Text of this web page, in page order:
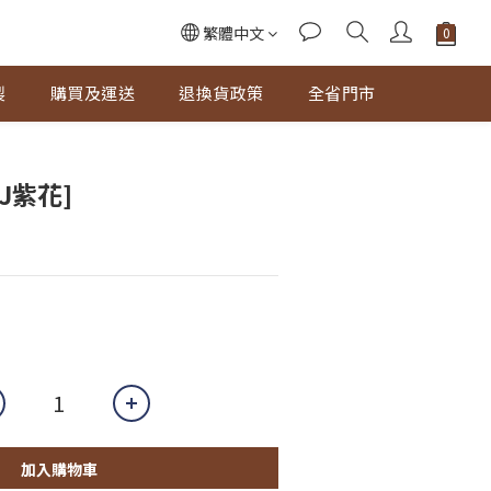
繁體中文
購買及運送 退換貨政策 全省門市
紫花]
加入購物車